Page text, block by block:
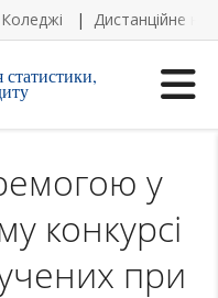
Коледжі Дистанційне
статистики,
у
конкурсі
при